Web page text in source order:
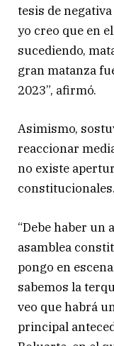
tesis de
yo creo que en
sucediendo,
gran matanza
2023”, afirmó.
Asimismo,
reaccionar
no existe
constitucionales.
“Debe haber un
asamblea
pongo en
sabemos la
veo que habrá
principal